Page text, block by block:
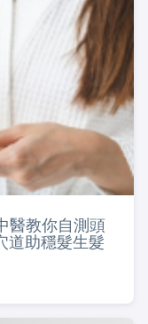
醫教你自測頭
道助穩髮生髮